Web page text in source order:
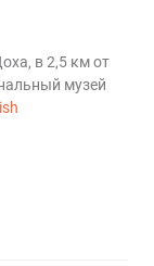
в 2,5 км от
музей